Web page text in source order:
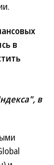
в
в